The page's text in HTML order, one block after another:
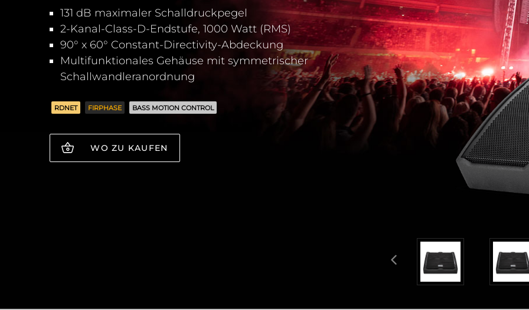
131 dB maximaler Schalldruckpegel
2-Kanal-Class-D-Endstufe, 1000 Watt (RMS)
90° x 60° Constant-Directivity-Abdeckung
Multifunktionales Gehäuse mit symmetrischer
Schallwandleranordnung
RDNET FIRPHASE BASS MOTION CONTROL
WO ZU KAUFEN